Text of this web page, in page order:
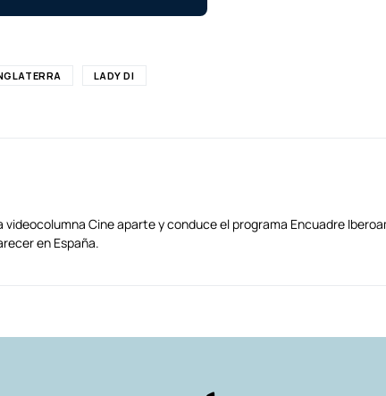
LADY DI
Cine aparte y conduce el programa Encuadre
en España.